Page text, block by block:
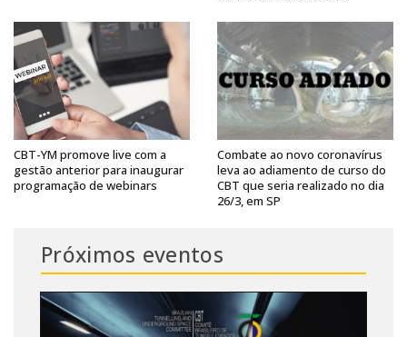
CBT-YM promove live com a
gestão anterior para inaugurar
programação de webinars
Combate ao novo coronavírus
leva ao adiamento de curso do
CBT que seria realizado no dia
26/3, em SP
Próximos eventos